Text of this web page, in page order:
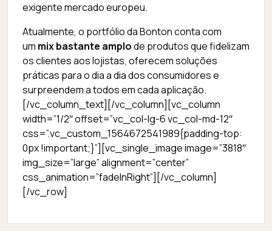
exigente mercado europeu.
Atualmente, o portfólio da Bonton conta com
um mix bastante amplode produtos que fidelizam
os clientes aos lojistas, oferecem soluções
práticas para o dia a dia dos consumidores e
surpreendem a todos em cada aplicação.
[/vc_column_text][/vc_column][vc_column
width=”1/2″ offset=”vc_col-lg-6 vc_col-md-12″
css=”.vc_custom_1564672541989{padding-top:
0px !important;}”][vc_single_image image=”3818″
img_size=”large” alignment=”center”
css_animation=”fadeInRight”][/vc_column]
[/vc_row]